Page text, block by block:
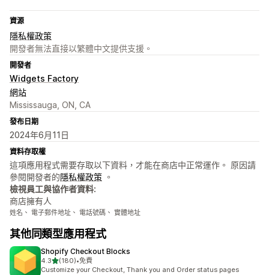
資源
隱私權政策
開發者無法直接以繁體中文提供支援。
開發者
Widgets Factory
網站
Mississauga, ON, CA
發布日期
2024年6月11日
資料存取權
這項應用程式需要存取以下資料，才能在商店中正常運作。 原因請
參閱開發者的隱私權政策 。
檢視員工與協作者資料:
商店擁有人
姓名、 電子郵件地址、 電話號碼、 實體地址
其他同類型應用程式
Shopify Checkout Blocks
4.3滿分 5 顆星
(180)
共有 180 則評價
•免費
Customize your Checkout, Thank you and Order status pages